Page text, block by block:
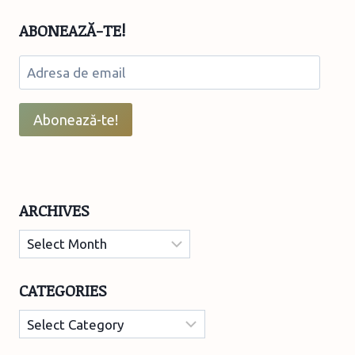
ABONEAZĂ-TE!
Adresa
de
email
Abonează-te!
ARCHIVES
Archives
CATEGORIES
Categories